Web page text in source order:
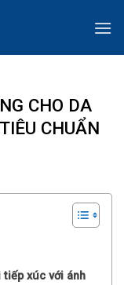
CHO DA
CHUẨN
tiếp xúc với ánh